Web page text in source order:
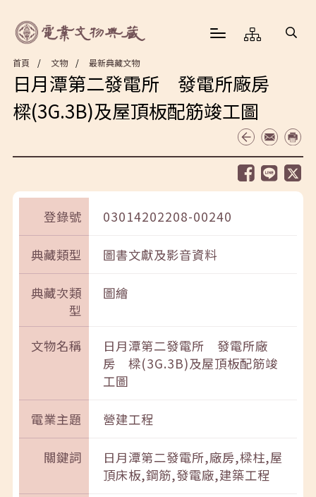
首頁 文物 最新典藏文物
日月潭第二發電所 發電所廠房
樑(3G.3B)及屋頂板配筋竣工圖
登錄號 03014202208-00240
典藏類型 圖書文獻及影音資料
典藏次類
型
圖繪
文物名稱
日月潭第二發電所 發電所廠
房 樑(3G.3B)及屋頂板配筋竣
工圖
電業主題 營建工程
關鍵詞
日月潭第二發電所,廠房,樑柱,屋
頂床板,鋼筋,發電廠,建築工程